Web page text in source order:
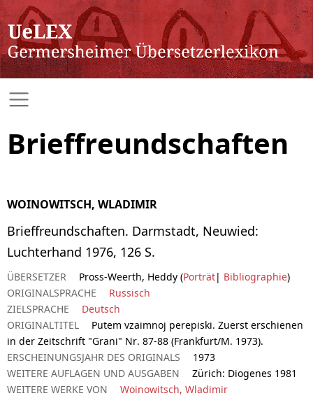
Brieffreundschaften
WOINOWITSCH, WLADIMIR
Brieffreundschaften. Darmstadt, Neuwied:
Luchterhand 1976, 126 S.
ÜBERSETZER Pross-Weerth, Heddy (Porträt| Bibliographie)
ORIGINALSPRACHE
Russisch
ZIELSPRACHE
Deutsch
ORIGINALTITEL
Putem vzaimnoj perepiski. Zuerst erschienen
in der Zeitschrift "Grani" Nr. 87-88 (Frankfurt/M. 1973).
ERSCHEINUNGSJAHR DES ORIGINALS
1973
WEITERE AUFLAGEN UND AUSGABEN
Zürich: Diogenes 1981
WEITERE WERKE VON
Woinowitsch, Wladimir